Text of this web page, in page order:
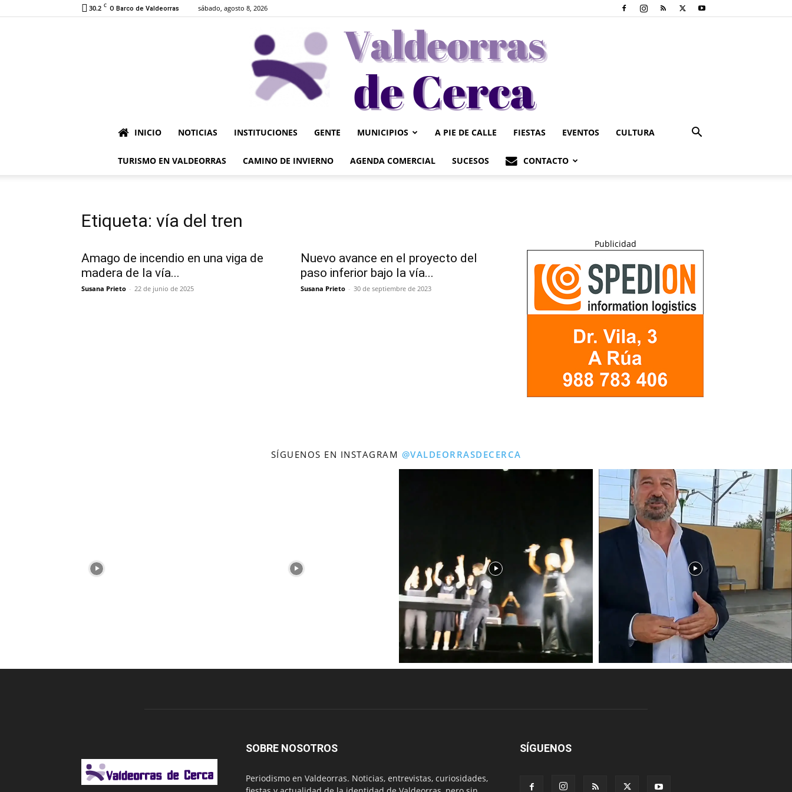
30.2 C O Barco de Valdeorras sábado, agosto 8, 2026
Valdeorrasdecerca
INICIO NOTICIAS INSTITUCIONES GENTE MUNICIPIOS A PIE DE CALLE FIESTAS EVENTOS CULTURA
TURISMO EN VALDEORRAS CAMINO DE INVIERNO AGENDA COMERCIAL SUCESOS CONTACTO
Etiqueta: vía del tren
Amago de incendio en una viga de
madera de la vía...
Susana Prieto - 22 de junio de 2025
Nuevo avance en el proyecto del
paso inferior bajo la vía...
Susana Prieto - 30 de septiembre de 2023
Publicidad
SÍGUENOS EN INSTAGRAM @VALDEORRASDECERCA
SOBRE NOSOTROS
Periodismo en Valdeorras. Noticias, entrevistas, curiosidades,
SÍGUENOS